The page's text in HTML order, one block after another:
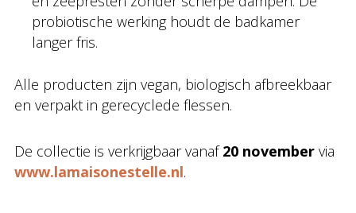
probiotische werking houdt de badkamer
langer fris.
Alle producten zijn vegan, biologisch afbreekbaar
en verpakt in gerecyclede flessen.
De collectie is verkrijgbaar vanaf20 november via
www.lamaisonestelle.nl.